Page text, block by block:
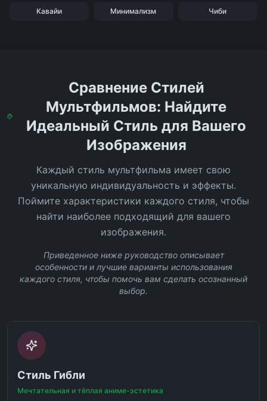
Кавайи Минимализм Чиби
Сравнение Стилей
Мультфильмов: Найдите
Идеальный Стиль для Вашего
Изображения
Каждый стиль мультфильма имеет свою
уникальную индивидуальность и эффекты.
Поймите характеристики каждого стиля, чтобы
найти наиболее подходящий для вашего
изображения.
Приведенное ниже руководство описывает
особенности и лучшие варианты использования
каждого стиля, чтобы помочь вам сделать осознанный
выбор.
Стиль Гибли
Мечтательная и тёплая аниме-эстетика